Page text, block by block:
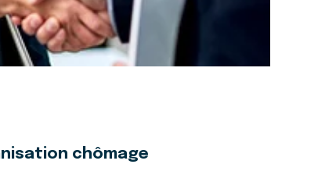
chômage